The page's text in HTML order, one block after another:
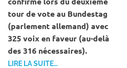
tour de vote au Bundestag
(parlement allemand) avec
325 voix en faveur (au-delà
des 316 nécessaires).
LIRE LA SUITE…